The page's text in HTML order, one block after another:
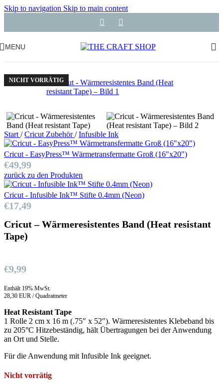
Skip to navigation Skip to main content
MENU
NICHT VORRÄTIG
Start / Cricut Zubehör/ Infusible Ink
Cricut - EasyPress™ Wärmetransfermatte Groß (16"x20")
€49,99
zurück zu den Produkten
Cricut - Infusible Ink™ Stifte 0.4mm (Neon)
€17,49
Cricut – Wärmeresistentes Band (Heat resistant
Tape)
€9,99
Enthält 19% MwSt.
28,30 EUR / Quadratmeter
Heat Resistant Tape
1 Rolle 2 cm x 16 m (.75″ x 52″). Wärmeresistentes Klebeband bis
zu 205°C Hitzebeständig, hält Übertragungen bei der Anwendung
an Ort und Stelle.
Für die Anwendung mit Infusible Ink geeignet.
Nicht vorrätig